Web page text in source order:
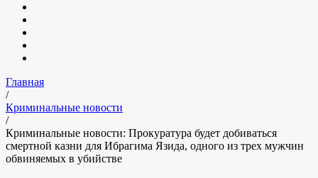
Главная
/
Криминальные новости
/
Криминальные новости: Прокуратура будет добиваться
смертной казни для Ибрагима Язида, одного из трех мужчин
обвиняемых в убийстве